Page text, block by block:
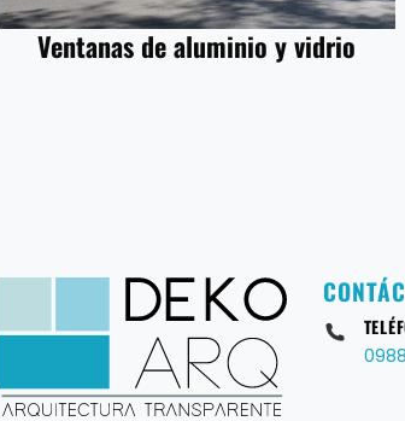
Ventanas de aluminio y vidrio